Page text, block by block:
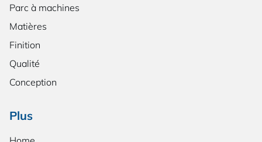
Parc à machines
Matières
Finition
Qualité
Conception
Plus